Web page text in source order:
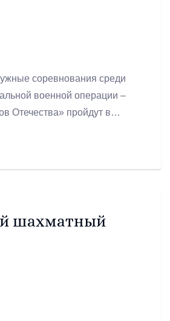
«Кубке
Отечества»
соревнования среди
военной операции –
Отечества» пройдут в
ветеранов-спортсменов
представить регион на
шахматный